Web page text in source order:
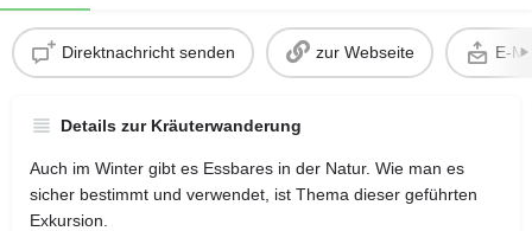
Direktnachricht senden zur Webseite E-
Details zur Kräuterwanderung
Auch im Winter gibt es Essbares in der Natur. Wie man es
sicher bestimmt und verwendet, ist Thema dieser geführten
Exkursion.